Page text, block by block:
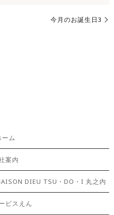
今月のお誕生日3
ーム
案内
DIEU TSU・DO・I 丸之内
ビスえん